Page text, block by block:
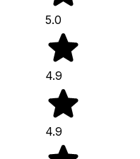
5.0
4.9
4.9